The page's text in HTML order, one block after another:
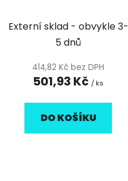
Externí sklad - obvykle 3-
5 dnů
414,82 Kč bez DPH
501,93 Kč / ks
DO KOŠÍKU